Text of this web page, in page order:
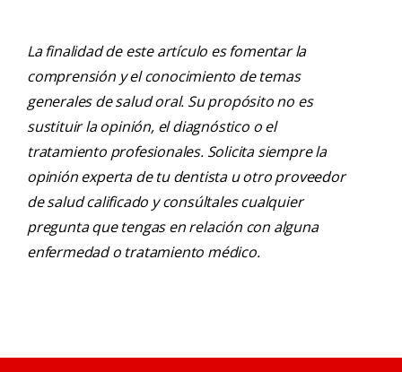
La finalidad de este artículo es fomentar la
comprensión y el conocimiento de temas
generales de salud oral. Su propósito no es
sustituir la opinión, el diagnóstico o el
tratamiento profesionales. Solicita siempre la
opinión experta de tu dentista u otro proveedor
de salud calificado y consúltales cualquier
pregunta que tengas en relación con alguna
enfermedad o tratamiento médico.